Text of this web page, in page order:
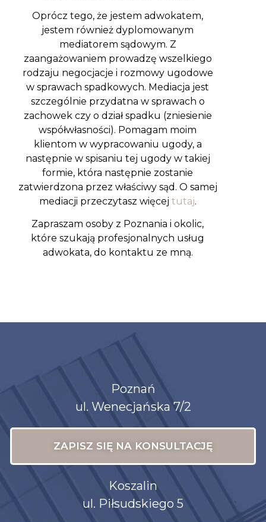
Oprócz tego, że jestem adwokatem,
jestem również dyplomowanym
mediatorem sądowym. Z
zaangażowaniem prowadzę wszelkiego
rodzaju negocjacje i rozmowy ugodowe
w sprawach spadkowych. Mediacja jest
szczególnie przydatna w sprawach o
zachowek czy o dział spadku (zniesienie
współwłasności). Pomagam moim
klientom w wypracowaniu ugody, a
następnie w spisaniu tej ugody w takiej
formie, która następnie zostanie
zatwierdzona przez właściwy sąd. O samej
mediacji przeczytasz więcej tutaj.
Zapraszam osoby z Poznania i okolic,
które szukają profesjonalnych usług
adwokata, do kontaktu ze mną.
Poznań
ul. Wenecjańska 7/2
ZAPISZ SIĘ NA KONSULTACJĘ
Koszalin
ul. Piłsudskiego 5